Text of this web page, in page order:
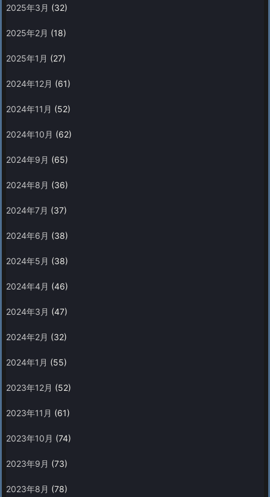
2025年3月 (32)
2025年2月 (18)
2025年1月 (27)
2024年12月 (61)
2024年11月 (52)
2024年10月 (62)
2024年9月 (65)
2024年8月 (36)
2024年7月 (37)
2024年6月 (38)
2024年5月 (38)
2024年4月 (46)
2024年3月 (47)
2024年2月 (32)
2024年1月 (55)
2023年12月 (52)
2023年11月 (61)
2023年10月 (74)
2023年9月 (73)
2023年8月 (78)